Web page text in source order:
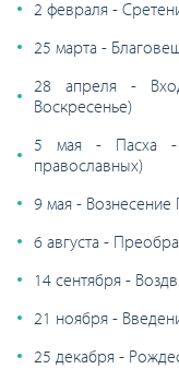
2 февраля -
25 марта -
28 апреля -
Воскресенье)
5 мая - Пасха -
православных)
9 мая - Вознесение
6 августа -
14 сентября -
21 ноября -
25 декабря -